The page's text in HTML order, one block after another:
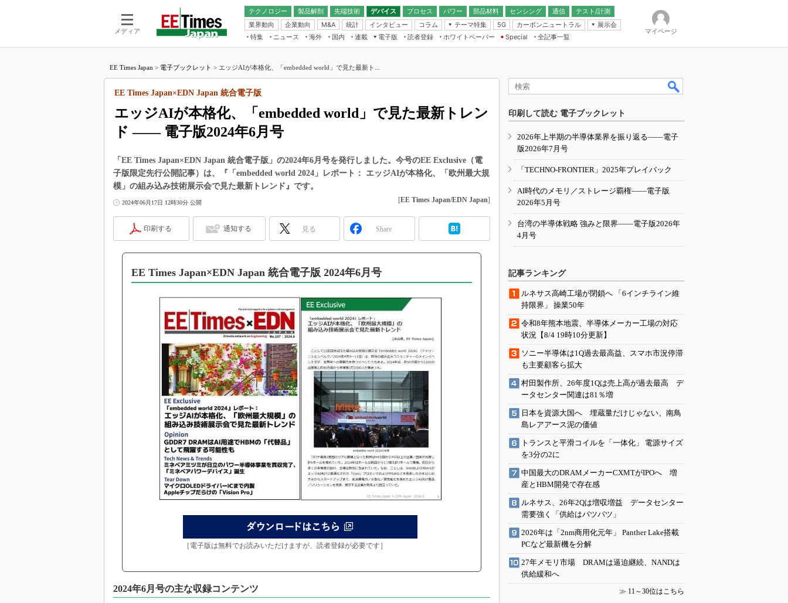
メディア
テクノロジー 製品解剖
先端技術
電池／エネルギー
デバイス
アナログ
マイコン
FPGA
プロセス パワー 部品材料 センシング
通信
無線
テスト/計測
業界動向
企業動向 M&A 統計 インタビュー コラム
テーマ特集
フィジカルAI
読者調査（EE Times Research）
電源設計（EDN Japan）
5G カーボンニュートラル
展示会
IoT・エッジコンピューティング
EXPO
TECHNO-FRONTIER
人とくるま展
特集 ニュース 海外 国内
連載
福田昭のデバイス通信
湯之上隆のナノフォーカス
大山聡の業界スコープ
大原雄介のエレ・組み込みプレイバ
ック
学漂流記
世界を「数字」で回してみよう
この10年で起こったこと、次の10年
で起こること
光伝送技術を知る
“異端児エンジニア”が仕掛けた社内
イノベーションは日本を救うのか
JASA発IoT通信
IHSアナリスト「未来展望」
「英語に愛されないエンジニア」の
ための新行動論
電子版
電子ブックレット
読者登録 ホワイトペーパー
Special
全記事一覧
マイページ
EE Times Japan > 電子ブックレット > エッジAIが本格化、「embedded world」で見た最新ト...
エッジAIが本格化、「embedded world」で見た最新トレン
ド ―― 電子版2024年6月号
EE Times Japan×EDN Japan 統合電子版
「EE Times Japan×EDN Japan 統合電子版」の2024年6月号を発行しました。今号のEE Exclusive（電
子版限定先行公開記事）は、『「embedded world 2024」レポート： エッジAIが本格化、「欧州最大規
模」の組み込み技術展示会で見た最新トレンド』です。
2024年06月17日 12時30分 公開 [EE Times Japan/EDN Japan]
印刷する 通知する 見る Share
EE Times Japan×EDN Japan 統合電子版 2024年6月号
［電子版は無料でお読みいただけますが、読者登録が必要です］
2024年6月号の主な収録コンテンツ
印刷して読む 電子ブックレット
2026年上半期の半導体業界を振り返る――電子
版2026年7月号
「TECHNO-FRONTIER」2025年プレイバック
AI時代のメモリ／ストレージ覇権――電子版
2026年5月号
台湾の半導体戦略 強みと限界――電子版2026年
4月号
記事ランキング
ルネサス高崎工場が閉鎖へ 「6インチライン維
持限界」 操業50年
令和8年熊本地震、半導体メーカー工場の対応
状況【8/4 19時10分更新】
ソニー半導体は1Q過去最高益、スマホ市況停滞
も主要顧客ら拡大
村田製作所、26年度1Qは売上高が過去最高 デ
ータセンター関連は81％増
日本を資源大国へ 埋蔵量だけじゃない、南鳥
島レアアース泥の価値
トランスと平滑コイルを「一体化」 電源サイズ
を3分の2に
中国最大のDRAMメーカーCXMTがIPOへ 増
産とHBM開発で存在感
ルネサス、26年2Qは増収増益 データセンター
需要強く「供給はパツパツ」
2026年は「2nm商用化元年」 Panther Lake搭載
PCなど最新機を分解
27年メモリ市場 DRAMは逼迫継続、NANDは
供給緩和へ
≫ 11～30位はこちら